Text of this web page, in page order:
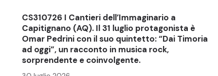
CS310726 I Cantieri dell’Immaginario a
Capitignano (AQ). Il 31 luglio protagonista è
Omar Pedrini con il suo quintetto: “Dai Timoria
ad oggi”, un racconto in musica rock,
sorprendente e coinvolgente.